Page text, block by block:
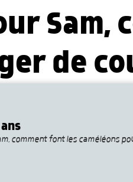
Sam,
de
comment font les caméléons